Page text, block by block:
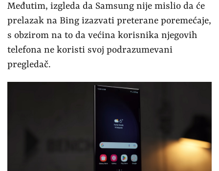
Međutim, izgleda da Samsung nije mislio da će
prelazak na Bing izazvati preterane poremećaje,
s obzirom na to da većina korisnika njegovih
telefona ne koristi svoj podrazumevani
pregledač.